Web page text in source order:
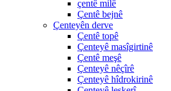
çentê milê
Çentê bejnê
Çenteyên derve
Çentê topê
Çenteyê masîgirtinê
Çentê meşê
Çenteyê nêçîrê
Çenteyê hîdrokirinê